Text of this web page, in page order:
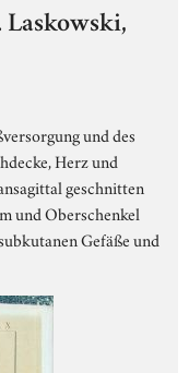
Laskowski,
und des
Herz und
geschnitten
und Oberschenkel
Gefäße und